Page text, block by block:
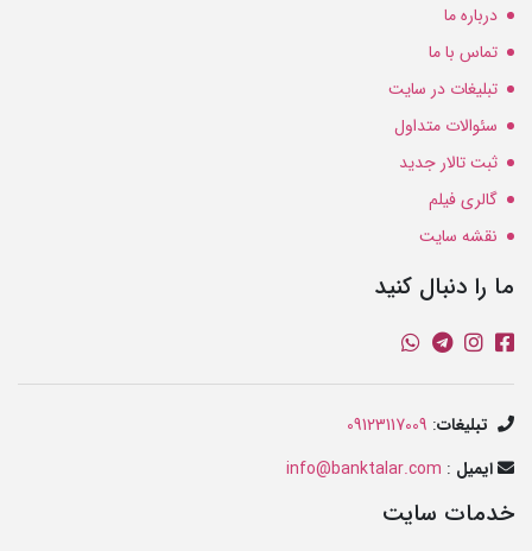
درباره ما
تماس با ما
تبلیغات در سایت
سئوالات متداول
ثبت تالار جدید
گالری فیلم
نقشه سایت
ما را دنبال کنید
تبلیغات:
09123117009
ایمیل :
info@banktalar.com
خدمات سایت